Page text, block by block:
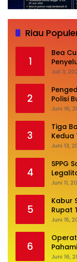
Riau
1
Bea
Juli 3,
2
Polisi
Juni 16,
3
Tiga
Kedua
Jalan
Juni 13,
4
SPPG
Juni 11,
5
Kabur
Rupat
Juni 15,
6
Siswa
Juni 16,